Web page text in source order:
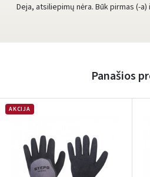
Deja, atsiliepimų nėra. Būk pirmas (-
Panašios
AKCIJA